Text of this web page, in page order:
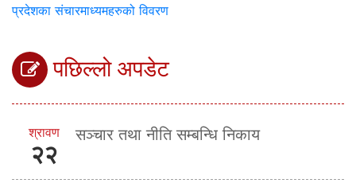
प्रदेशका संचारमाध्यमहरुको विवरण
पछिल्लो अपडेट
श्रावण
२२
सञ्चार तथा नीति सम्बन्धि निकाय